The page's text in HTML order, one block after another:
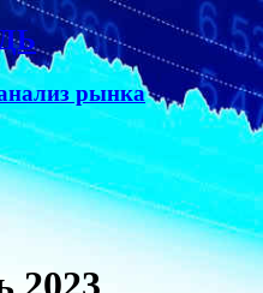
рынка